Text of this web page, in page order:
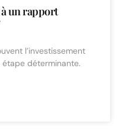
un rapport
l’investissement
étape déterminante.